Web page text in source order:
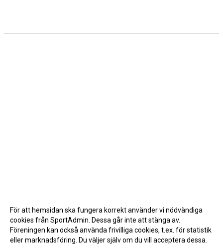
För att hemsidan ska fungera korrekt använder vi nödvändiga
cookies från SportAdmin. Dessa går inte att stänga av.
Föreningen kan också använda frivilliga cookies, t.ex. för statistik
eller marknadsföring. Du väljer själv om du vill acceptera dessa.